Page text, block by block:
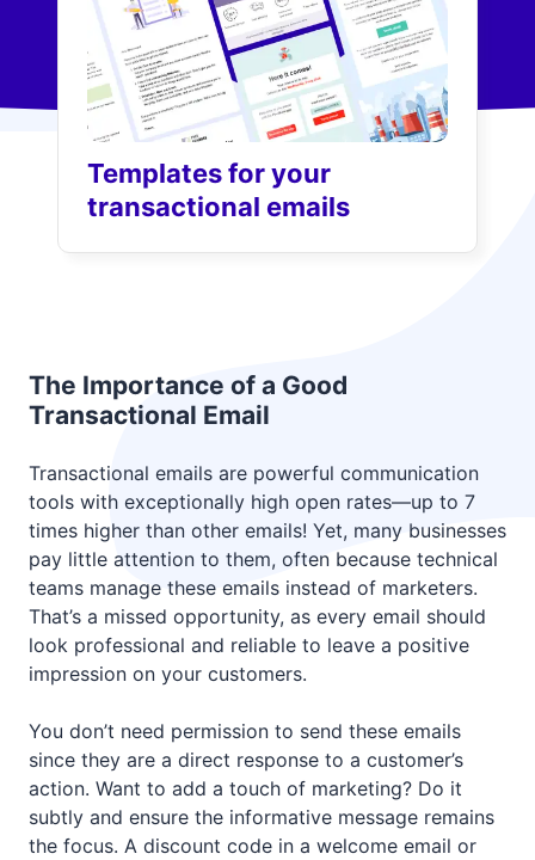
Templates for your
transactional emails
The Importance of a Good
Transactional Email
Transactional emails are powerful communication
tools with exceptionally high open rates—up to 7
times higher than other emails! Yet, many businesses
pay little attention to them, often because technical
teams manage these emails instead of marketers.
That’s a missed opportunity, as every email should
look professional and reliable to leave a positive
impression on your customers.
You don’t need permission to send these emails
since they are a direct response to a customer’s
action. Want to add a touch of marketing? Do it
subtly and ensure the informative message remains
the focus. A discount code in a welcome email or